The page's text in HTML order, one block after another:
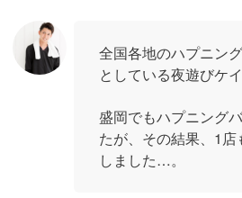
全国各地のハプニン
としている夜遊びケ
盛岡でもハプニング
たが、その結果、1
しました…。